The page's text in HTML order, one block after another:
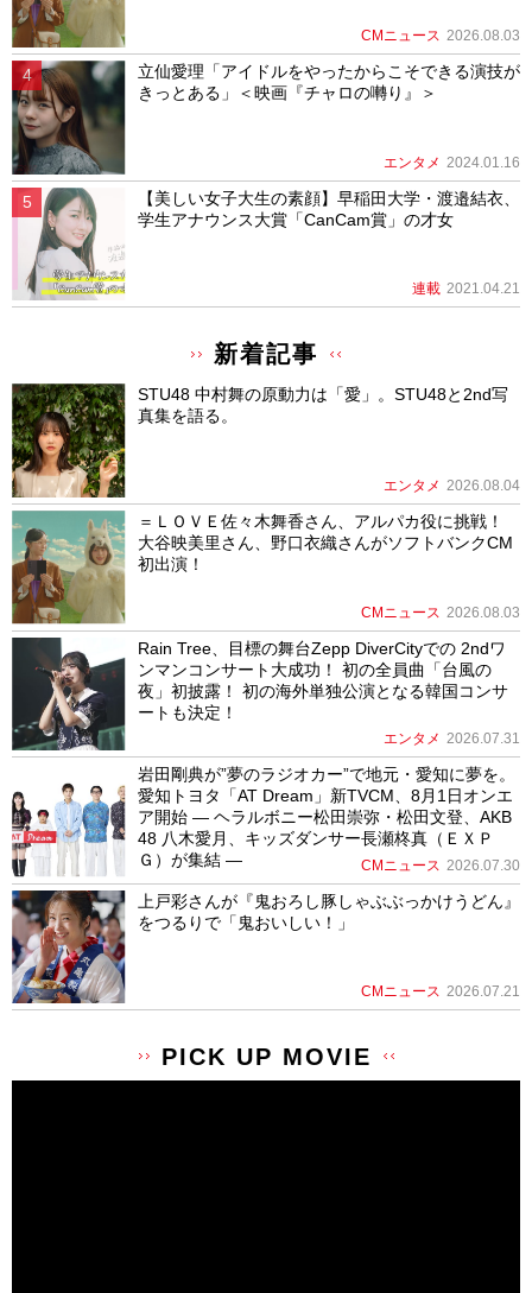
CMニュース 2026.08.03
立仙愛理「アイドルをやったからこそできる演技が
きっとある」＜映画『チャロの囀り』＞
エンタメ 2024.01.16
【美しい女子大生の素顔】早稲田大学・渡邉結衣、
学生アナウンス大賞「CanCam賞」の才女
連載 2021.04.21
新着記事
STU48 中村舞の原動力は「愛」。STU48と2nd写
真集を語る。
エンタメ 2026.08.04
＝ＬＯＶＥ佐々木舞香さん、アルパカ役に挑戦！
大谷映美里さん、野口衣織さんがソフトバンクCM
初出演！
CMニュース 2026.08.03
Rain Tree、目標の舞台Zepp DiverCityでの 2ndワ
ンマンコンサート大成功！ 初の全員曲「台風の
夜」初披露！ 初の海外単独公演となる韓国コンサ
ートも決定！
エンタメ 2026.07.31
岩田剛典が”夢のラジオカー”で地元・愛知に夢を。
愛知トヨタ「AT Dream」新TVCM、8月1日オンエ
ア開始 ― ヘラルボニー松田崇弥・松田文登、AKB
48 八木愛月、キッズダンサー長瀬柊真（ＥＸＰ
Ｇ）が集結 ―
CMニュース 2026.07.30
上戸彩さんが『鬼おろし豚しゃぶぶっかけうどん』
をつるりで「鬼おいしい！」
CMニュース 2026.07.21
PICK UP MOVIE